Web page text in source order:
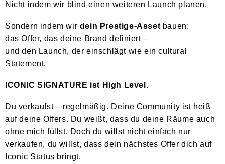
Nicht indem wir blind einen weiteren Launch planen.
Sondern indem wir dein Prestige-Asset bauen:
das Offer, das deine Brand definiert –
und den Launch, der einschlägt wie ein cultural
Statement.
ICONIC SIGNATURE ist High Level.
Du verkaufst – regelmäßig. Deine Community ist heiß
auf deine Offers. Du weißt, dass du deine Räume auch
ohne mich füllst. Doch du willst nicht einfach nur
verkaufen, du willst, dass dein nächstes Offer dich auf
Iconic Status bringt.